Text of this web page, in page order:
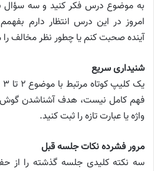
به موضوع درس فکر کنید و سه سؤال
امروز در این درس انتظار دارم بفهمم
آینده صحبت کنم یا چطور نظر مخالف را
شنیداری سریع
فهم کامل نیست، هدف آشناشدن
واژه یا عبارت تازه را ثبت کنید.
مرور فشرده نکات جلسه قبل
سه نکته کلیدی جلسه گذشته را از